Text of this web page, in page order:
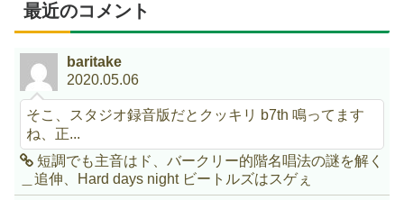
最近のコメント
baritake
2020.05.06
そこ、スタジオ録音版だとクッキリ b7th 鳴ってます
ね、正...
短調でも主音はド、バークリー的階名唱法の謎を解く
＿追伸、Hard days night ビートルズはスゲぇ